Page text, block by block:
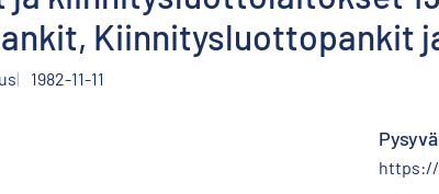
Kiinnitysluottopankit
1982-11-11
https://